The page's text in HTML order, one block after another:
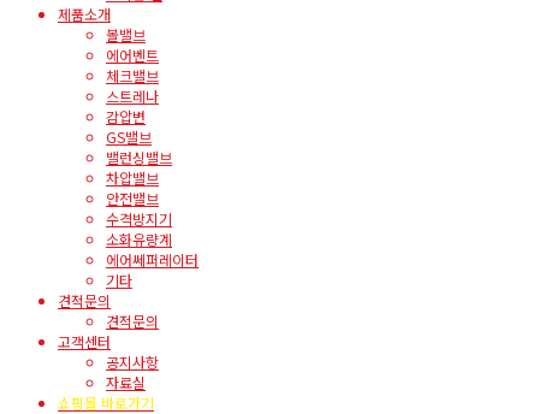
제품소개
볼밸브
에어벤트
체크밸브
스트레나
감압변
GS밸브
밸런싱밸브
차압밸브
안전밸브
수격방지기
소화유량계
에어쎄퍼레이터
기타
견적문의
견적문의
고객센터
공지사항
자료실
쇼핑몰 바로가기